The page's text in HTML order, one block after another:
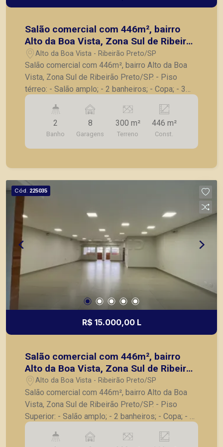
Salão comercial com 446m², bairro
Alto da Boa Vista, Zona Sul de Ribeirão
Preto/SP.
Alto da Boa Vista - Ribeirão Preto/SP
Salão comercial com 446m², bairro Alto da Boa
Vista, Zona Sul de Ribeirão Preto/SP. - Piso
térreo: - Salão amplo; - 2 banheiros; - Copa; - 3
vagas privativas recuadas na frente; - 8 vagas no
subsolo. Também temos imóveis no Nova
Aliança, Nova Aliança Sul, Jardim Botânico,
imóveis comerciais, casas e apartamentos
próximos a mercados, farmácias, escolas, além
2
Banho
8
Garagens
300 m²
Terreno
446 m²
Const.
Cód. 225035
R$ 15.000,00 L
Salão comercial com 446m², bairro
Alto da Boa Vista, Zona Sul de Ribeirão
Preto/SP.
Alto da Boa Vista - Ribeirão Preto/SP
Salão comercial com 446m², bairro Alto da Boa
Vista, Zona Sul de Ribeirão Preto/SP. - Piso
Superior: - Salão amplo; - 2 banheiros; - Copa; - 3
vagas privativas recuadas na frente. - 8 vagas no
subsolo; Também temos imóveis no Nova